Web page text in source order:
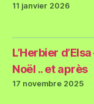
11 janvier 2026
L’Herbier
Noël .. et après
17 novembre 2025